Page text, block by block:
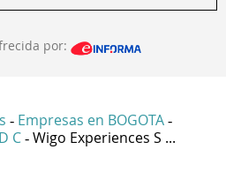
por:
- Empresas en BOGOTA -
C - Wigo Experiences S ...